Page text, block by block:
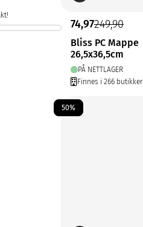
74,97249,90
Bliss PC Mappe
26,5x36,5cm
PÅ NETTLAGER
Finnes i 266 butikker
50%